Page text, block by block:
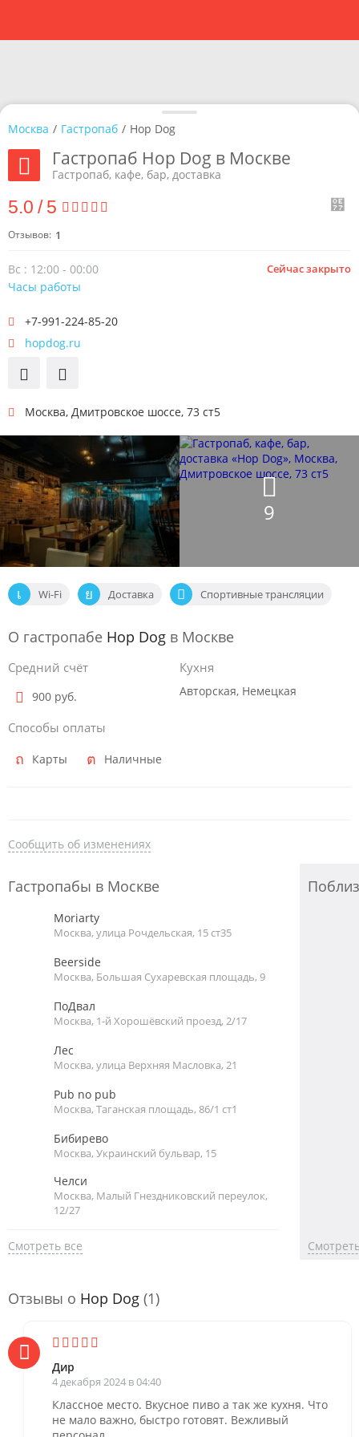
9
Wi-Fi Доставка Спортивные трансляции
Москва / Гастропаб / Hop Dog
Гастропаб Hop Dog в Москве
Гастропаб, кафе, бар, доставка
5.0 / 5
Отзывов: 1
+7-991-224-85-20
hopdog.ru
Москва, Дмитровское шоссе, 73 ст5
Сейчас закрыто
Вс : 12:00 - 00:00
Часы работы
О гастропабе Hop Dog в Москве
Средний счёт
900 руб.
Способы оплаты
Карты Наличные
Кухня
Авторская, Немецкая
Сообщить об изменениях
Гастропабы в Москве
Moriarty
Москва, улица Рочдельская, 15 ст35
Beerside
Москва, Большая Сухаревская площадь, 9
ПоДвал
Москва, 1-й Хорошёвский проезд, 2/17
Лес
Москва, улица Верхняя Масловка, 21
Pub no pub
Москва, Таганская площадь, 86/1 ст1
Бибирево
Москва, Украинский бульвар, 15
Челси
Москва, Малый Гнездниковский переулок,
12/27
Смотреть все
Отзывы о Hop Dog (1)
Дир
4 декабря 2024 в 04:40
Классное место. Вкусное пиво а так же кухня. Что
не мало важно, быстро готовят. Вежливый